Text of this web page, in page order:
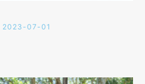
2023-07-01